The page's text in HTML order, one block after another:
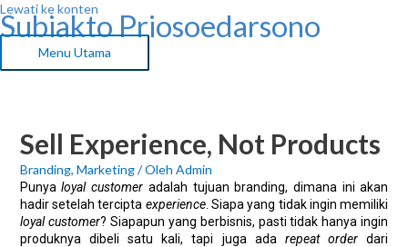
Lewati ke konten
Subiakto Priosoedarsono
Menu Utama
Sell Experience, Not Products
Branding, Marketing/ Oleh Admin
Punyaloyal customer adalah tujuan branding, dimana ini akan
hadir setelah tercipta experience. Siapa yang tidak ingin memiliki
loyal customer? Siapapun yang berbisnis, pasti tidak hanya ingin
produknya dibeli satu kali, tapi juga adarepeat orderdari